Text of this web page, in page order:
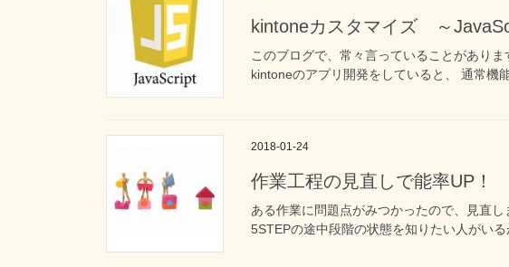
kintoneカスタマイズ ～
このブログで、常々言っていることがあり
kintoneのアプリ開発をしていると、 通常機
2018-01-24
作業工程の見直しで能率UP！
ある作業に問題点がみつかったので、見
5STEPの途中段階の状態を知りたい人がい